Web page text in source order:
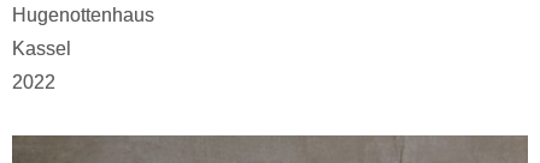
Hugenottenhaus
Kassel
2022